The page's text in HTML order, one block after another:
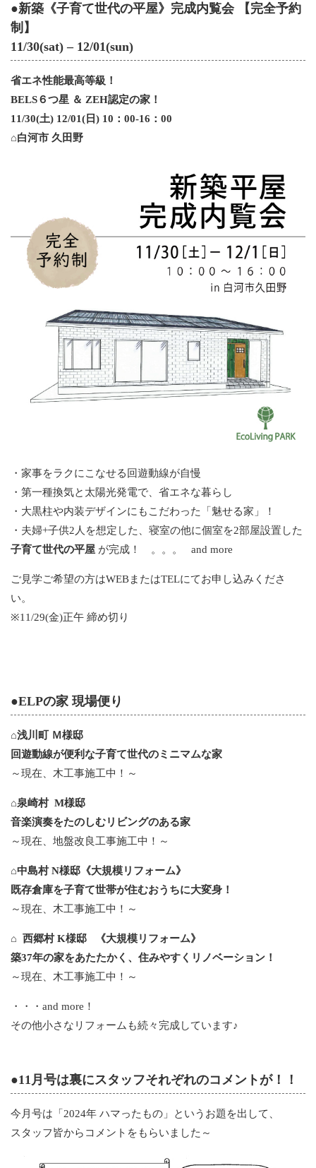
●新築《子育て世代の平屋》完成内覧会 【完全予約
制】
11/30(sat) – 12/01(sun)
省エネ性能最高等級！
BELS６つ星 ＆ ZEH認定の家！
11/30(土) 12/01(日) 10：00-16：00
⌂白河市 久田野
・家事をラクにこなせる回遊動線が自慢
・第一種換気と太陽光発電で、省エネな暮らし
・大黒柱や内装デザインにもこだわった「魅せる家」！
・夫婦+子供2人を想定した、寝室の他に個室を2部屋設置した
子育て世代の平屋 が完成！ 。。。 and more
ご見学ご希望の方はWEBまたはTELにてお申し込みくださ
い。
※11/29(金)正午 締め切り
●ELPの家 現場便り
⌂浅川町 Ｍ様邸
回遊動線が便利な子育て世代のミニマムな家
～現在、木工事施工中！～
⌂泉崎村 M様邸
音楽演奏をたのしむリビングのある家
～現在、地盤改良工事施工中！～
⌂中島村 N様邸《大規模リフォーム》
既存倉庫を子育て世帯が住むおうちに大変身！
～現在、木工事施工中！～
⌂ 西郷村 K様邸 《大規模リフォーム》
築37年の家をあたたかく、住みやすくリノベーション！
～現在、木工事施工中！～
・・・and more！
その他小さなリフォームも続々完成しています♪
●11月号は裏にスタッフそれぞれのコメントが！！
今月号は「2024年 ハマったもの」というお題を出して、
スタッフ皆からコメントをもらいました～